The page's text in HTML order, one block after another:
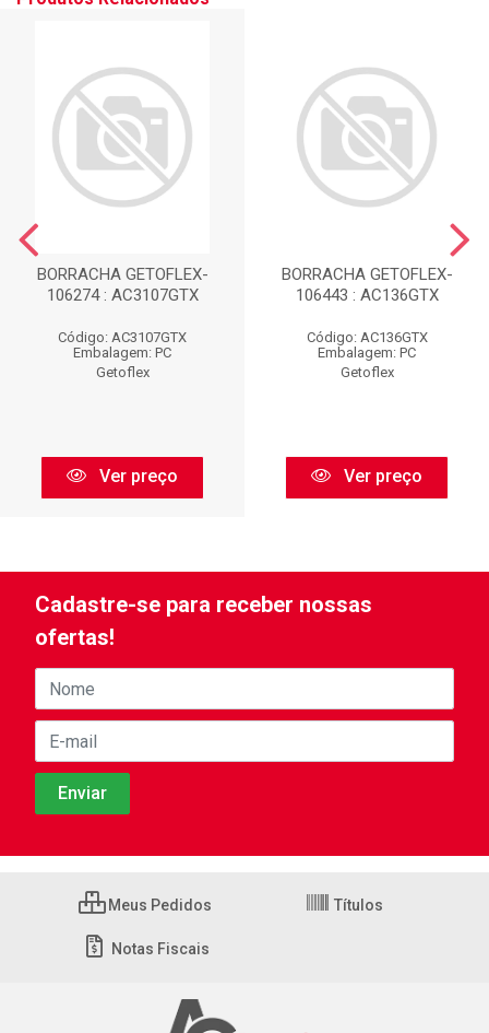
BORRACHA GETOFLEX-
106274 : AC3107GTX
Código: AC3107GTX
Embalagem: PC
Getoflex
Ver preço
BORRACHA GETOFLEX-
106443 : AC136GTX
Código: AC136GTX
Embalagem: PC
Getoflex
Ver preço
Cadastre-se para receber nossas
ofertas!
Meus Pedidos Títulos
Notas Fiscais